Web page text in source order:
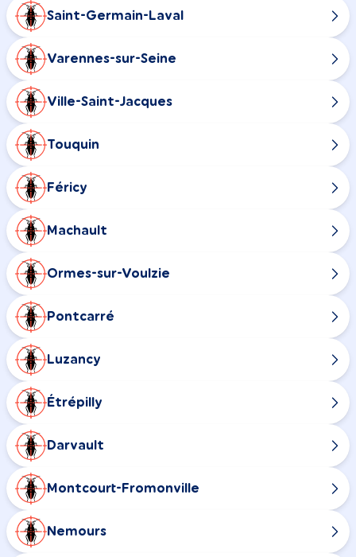
Saint-Germain-Laval
Varennes-sur-Seine
Ville-Saint-Jacques
Touquin
Féricy
Machault
Ormes-sur-Voulzie
Pontcarré
Luzancy
Étrépilly
Darvault
Montcourt-Fromonville
Nemours